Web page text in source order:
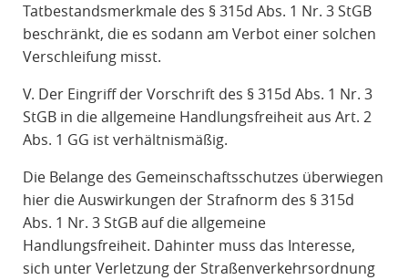
Tatbestandsmerkmale des § 315d Abs. 1 Nr. 3 StGB
beschränkt, die es sodann am Verbot einer solchen
Verschleifung misst.
V. Der Eingriff der Vorschrift des § 315d Abs. 1 Nr. 3
StGB in die allgemeine Handlungsfreiheit aus Art. 2
Abs. 1 GG ist verhältnismäßig.
Die Belange des Gemeinschaftsschutzes überwiegen
hier die Auswirkungen der Strafnorm des § 315d
Abs. 1 Nr. 3 StGB auf die allgemeine
Handlungsfreiheit. Dahinter muss das Interesse,
sich unter Verletzung der Straßenverkehrsordnung